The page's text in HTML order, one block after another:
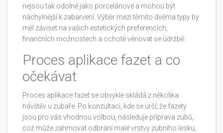
nejsou tak odolné jako porcelánové a mohou být
náchylnější k zabarvení. Výběr mezi těmito dvěma typy by
měl záviset na vašich estetických preferencích,
finančních možnostech a ochotě věnovat se údržbě.
Proces aplikace fazet a co
očekávat
Proces aplikace fazet se obvykle skládá z několika
návštěv u zubaře. Po konzultaci, kde se určí, že fazety
jsou pro vás vhodnou volbou, následuje příprava zubů,
což může zahrnovat odbrání malé vrstvy zubního lesku,